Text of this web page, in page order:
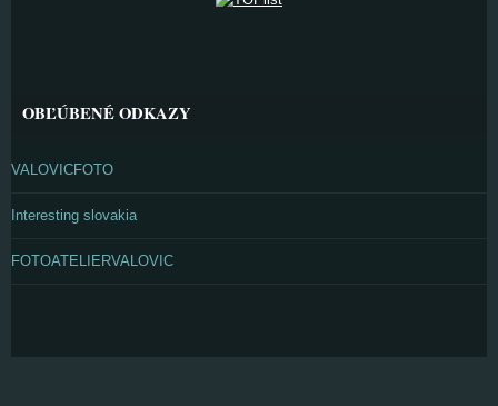
OBĽÚBENÉ ODKAZY
VALOVICFOTO
Interesting slovakia
FOTOATELIERVALOVIC